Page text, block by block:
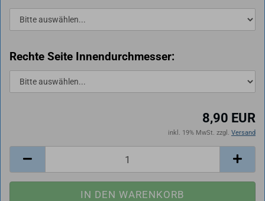
Rechte Seite Innendurchmesser:
8,90 EUR
inkl. 19% MwSt. zzgl. Versand